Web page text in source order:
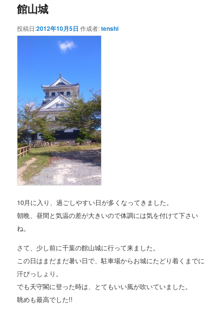
館山城
投稿日:2012年10月5日 作成者:tenshi
10月に入り、過ごしやすい日が多くなってきました。
朝晩、昼間と気温の差が大きいので体調には気を付けて下さい
ね。
さて、少し前に千葉の館山城に行って来ました。
この日はまだまだ暑い日で、駐車場からお城にたどり着くまでに
汗びっしょり。
でも天守閣に登った時は、とてもいい風が吹いていました。
眺めも最高でした!!